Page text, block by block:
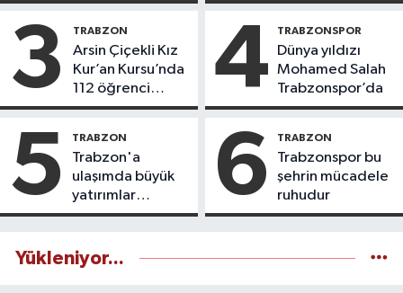
3 TRABZON
Arsin Çiçekli Kız
Kur’an Kursu’nda
112 öğrenci
icazet aldı
4 TRABZONSPOR
Dünya yıldızı
Mohamed Salah
Trabzonspor’da
5 TRABZON
Trabzon'a
ulaşımda büyük
yatırımlar
yapılıyor
6 TRABZON
Trabzonspor bu
şehrin mücadele
ruhudur
Yükleniyor...